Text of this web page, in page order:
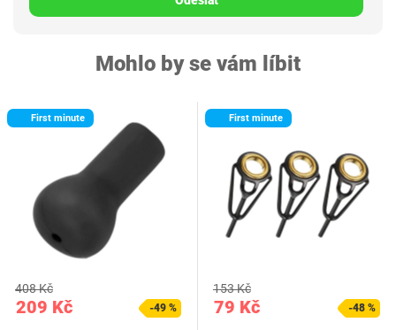
Mohlo by se vám líbit
First minute
209 Kč
408 Kč
-49 %
First minute
79 Kč
153 Kč
-48 %